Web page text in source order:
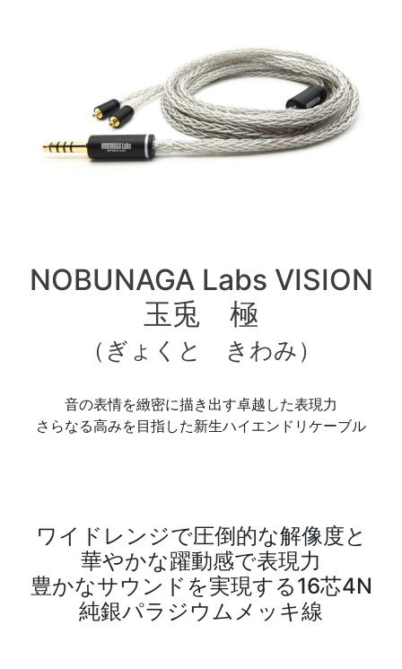
NOBUNAGA Labs VISION
玉兎 極
（ぎょくと きわみ）
音の表情を緻密に描き出す卓越した表現力
さらなる高みを目指した新生ハイエンドリケーブル
ワイドレンジで圧倒的な解像度と
華やかな躍動感で表現力
豊かなサウンドを実現する16芯4N
純銀パラジウムメッキ線